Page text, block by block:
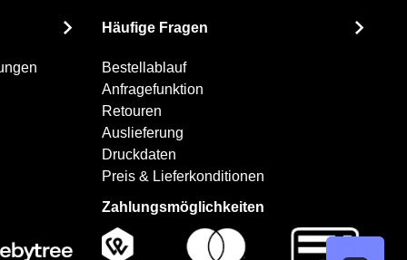
Häufige Fragen
Bestellablauf
Anfragefunktion
Retouren
Auslieferung
Druckdaten
Preis & Lieferkonditionen
Zahlungsmöglichkeiten